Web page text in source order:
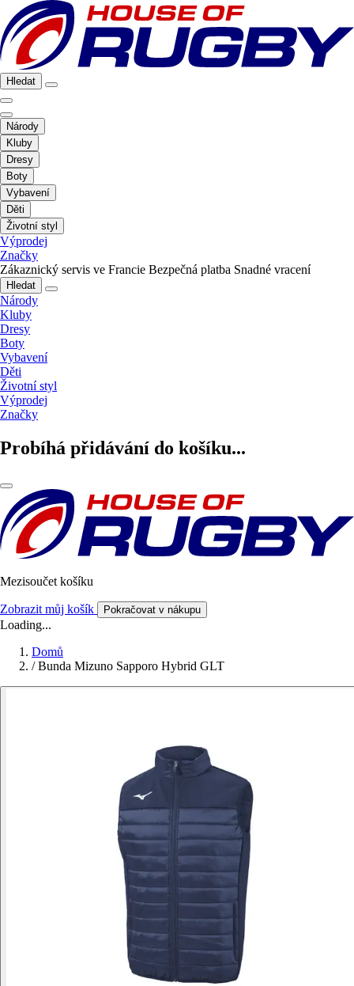
Hledat
Národy
Kluby
Dresy
Boty
Vybavení
Děti
Životní styl
Výprodej
Značky
Zákaznický servis ve Francie Bezpečná platba Snadné vracení
Hledat
Národy
Kluby
Dresy
Boty
Vybavení
Děti
Životní styl
Výprodej
Značky
Probíhá přidávání do košíku...
Mezisoučet košíku
Zobrazit můj košík Pokračovat v nákupu
Loading...
Domů
/ Bunda Mizuno Sapporo Hybrid GLT